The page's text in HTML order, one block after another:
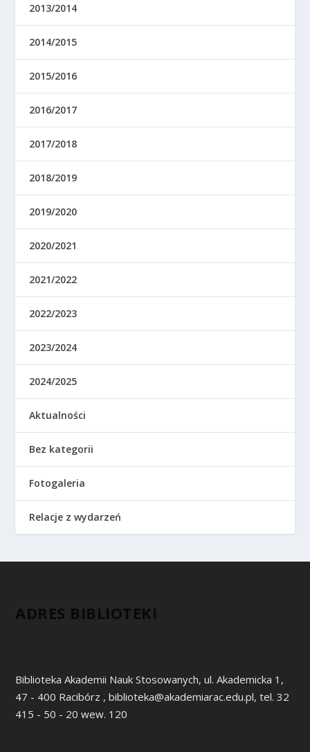
2013/2014
2014/2015
2015/2016
2016/2017
2017/2018
2018/2019
2019/2020
2020/2021
2021/2022
2022/2023
2023/2024
2024/2025
Aktualności
Bez kategorii
Fotogaleria
Relacje z wydarzeń
ADRES BIBLIOTEKI
Biblioteka Akademii Nauk Stosowanych, ul. Akademicka 1,
47 - 400 Racibórz , biblioteka@akademiarac.edu.pl, tel. 32
415 - 50 - 20 wew. 120